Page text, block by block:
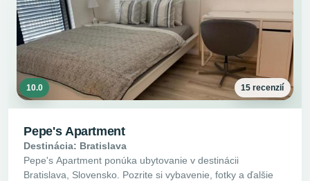
10.0 15 recenzií
Pepe's Apartment
Destinácia: Bratislava
Pepe's Apartment ponúka ubytovanie v destinácii
Bratislava, Slovensko. Pozrite si vybavenie, fotky a ďalšie